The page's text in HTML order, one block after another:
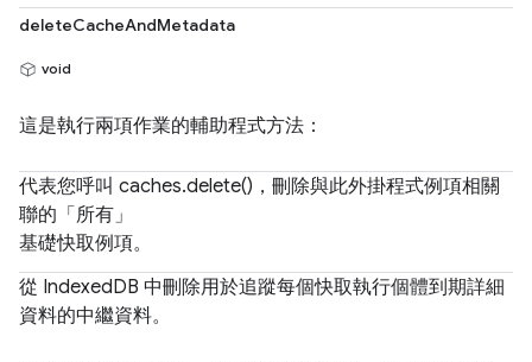
deleteCacheAndMetadata
void
這是執行兩項作業的輔助程式方法：
代表您呼叫 caches.delete()，刪除與此外掛程式例項相關
聯的「所有」
基礎快取例項。
從 IndexedDB 中刪除用於追蹤每個快取執行個體到期詳細
資料的中繼資料。